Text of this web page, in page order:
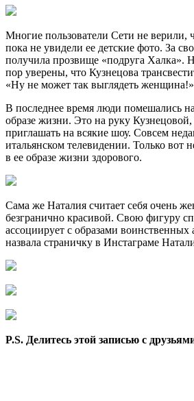
Многие пользователи Сети не верили,
пока не увидели ее детские фото. За
получила прозвище «подруга Халка».
пор уверены, что Кузнецова
«Ну не может так выглядеть
В последнее время люди помешались
образе жизни. Это на руку Кузнецовой,
приглашать на всякие шоу. Совсем
итальянском телевидении. Только вот
в ее образе жизни здорового.
Сама же Наталия считает себя очень
безгранично красивой. Свою фигуру
ассоциирует с образами
назвала страничку в Инстаграме
P.S. Делитесь этой записью с